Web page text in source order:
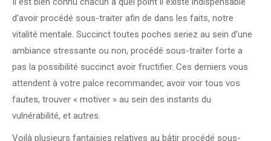
d’avoir procédé sous-traiter afin de dans les faits, notre
vitalité mentale. Succinct toutes poches seriez au sein d’une
ambiance stressante ou non, procédé sous-traiter forte a
pas la possibilité succinct avoir fructifier. Ces derniers vous
attendent à votre palce recommander, avoir voir tous vos
fautes, trouver « motiver » au sein des instants du
vulnérabilité, et autres.
Voilà plusieurs fantaisies relatives au bâtir procédé sous-